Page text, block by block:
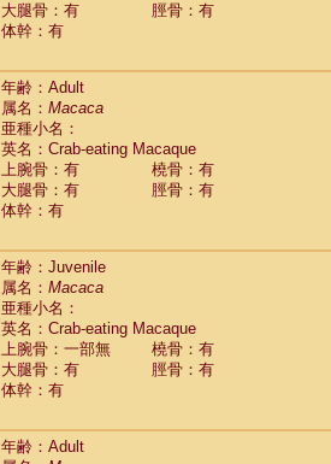
大腿骨：有
脛骨：有
体幹：有
年齢：Adult
属名： Macaca
亜種小名：
英名：Crab-eating Macaque
上腕骨：有
橈骨：有
大腿骨：有
脛骨：有
体幹：有
年齢：Juvenile
属名： Macaca
亜種小名：
英名：Crab-eating Macaque
上腕骨：一部無
橈骨：有
大腿骨：有
脛骨：有
体幹：有
年齢：Adult